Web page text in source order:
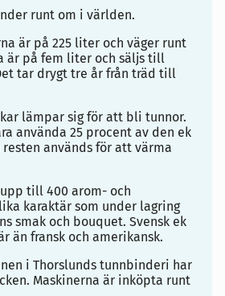
runt om i världen.
är på 225 liter och väger runt
är på fem liter och säljs till
tar drygt tre år från träd till
lämpar sig för att bli tunnor.
använda 25 procent av den ek
resten används för att värma
till 400 arom- och
karaktär som under lagring
smak och bouquet. Svensk ek
än fransk och amerikansk.
i Thorslunds tunnbinderi har
Maskinerna är inköpta runt